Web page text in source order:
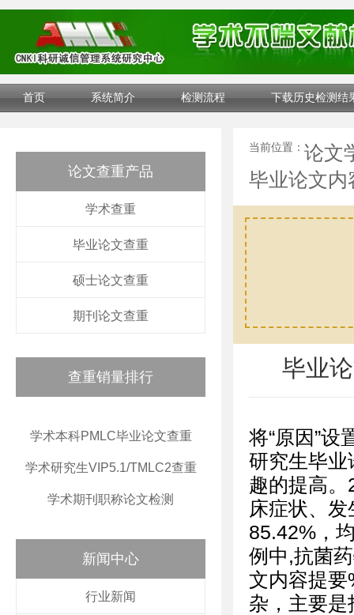
首页 系统简介 检测流程 下载历史检测结
论文查重产品
学术查重
毕业论文查重
硕士论文查重
期刊论文查重
查重销量排行
学术本科PMLC毕业论文查重
学术研究生VIP5.1/TMLC2查重
学术期刊职称论文检测
新闻中心
行业新闻
当前位置： 论文
毕业论文内
毕业
将“原因”
研究生毕业
趣的提高
床症状、
85.42%，
例中,抗菌
文内容提要
杂，主要